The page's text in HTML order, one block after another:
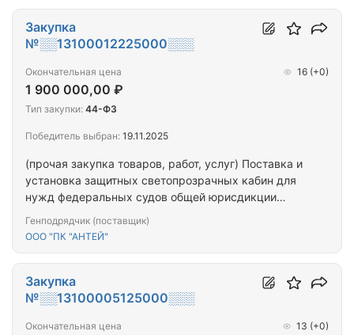
(прочая закупка товаров, работ, услуг) Поставка и
установка защитных светопрозрачных кабин для
нужд федеральных судов общей юрисдикции
Генподрядчик (поставщик)
ООО "ПК "АНТЕЙ"
Закупка
№░░13100012225000░░░
Окончательная цена
1 900 000,00 ₽
16 (+0)
Тип закупки: 44-ФЗ
Победитель выбран: 19.11.2025
Закупка
№░░13100005125000░░░
Окончательная цена 13 (+0)